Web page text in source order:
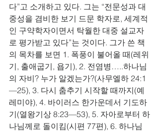
다”고 소개하고 있다. 그는 “전문성과 대
중성을 겸비한 보기 드문 학자로, 세계적
인 구약학자이면서 탁월한 대중 설교자
로 평가받고 있다”는 것이다. 그가 쓴 책
의 목차를 보면 1. 폭풍이 불어올 때(레위
기, 출애굽기, 욥기), 2. 전염병…..하나님
의 자비? 누가 알겠는가?(사무엘하 24:1
—25), 3. 다시 춤추기 시작할 때까지(예
레미야), 4. 바이러스 한가운데서 기도하
기(열왕기상 8:23—53), 5. 자아로부터 하
나님께로 돌이킴(시편 77편), 6. 하나님